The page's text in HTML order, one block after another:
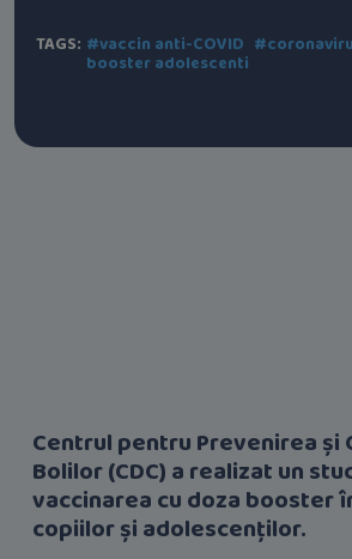
TAGS: #vaccin anti-COVID
booster adolescenti
Centrul pentru Prevenirea și
Bolilor (CDC) a realizat un
vaccinarea cu doza booster
copiilor și adolescenților.